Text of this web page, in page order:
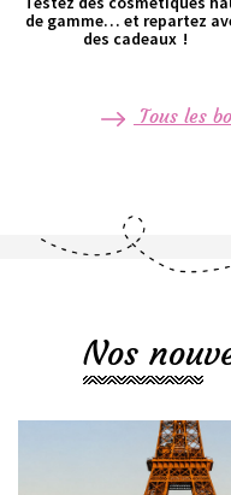
de gamme… et repartez
des cadeaux !
Tous les
Nos